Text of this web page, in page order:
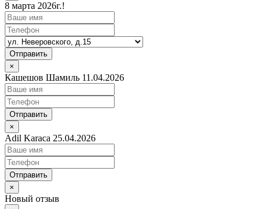
8 марта 2026г.!
Отправить
×
Кашешов Шамиль 11.04.2026
Отправить
×
Adil Karaca 25.04.2026
Отправить
×
Новый отзыв